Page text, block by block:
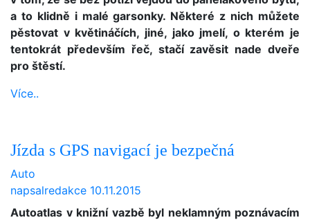
a to klidně i malé garsonky. Některé z nich můžete
pěstovat v květináčích, jiné, jako jmelí, o kterém je
tentokrát především řeč, stačí zavěsit nade dveře
pro štěstí.
Více..
Jízda s GPS navigací je bezpečná
Auto
napsalredakce 10.11.2015
Autoatlas v knižní vazbě byl neklamným poznávacím